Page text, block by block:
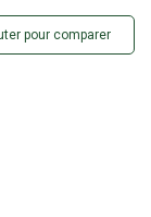
pour comparer